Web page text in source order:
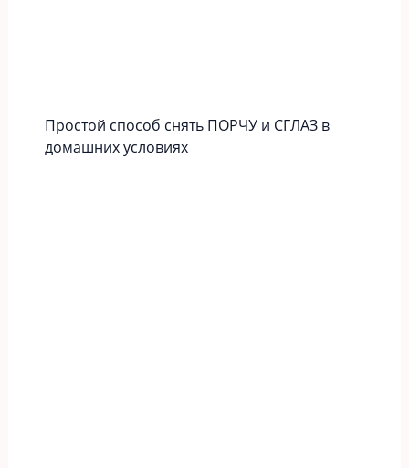
Простой способ снять ПОРЧУ и СГЛАЗ в
домашних условиях